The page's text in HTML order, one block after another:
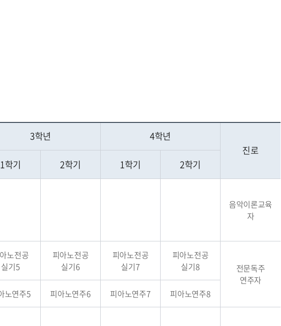
3학년
4학년
진로
1학기 2학기 1학기 2학기
음악이론교육
자
노전공
실기5
피아노전공
실기6
피아노전공
실기7
피아노전공
실기8
전문독주
연주자
노연주5 피아노연주6 피아노연주7 피아노연주8